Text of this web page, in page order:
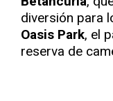
diversión para
Oasis Park, el
reserva de